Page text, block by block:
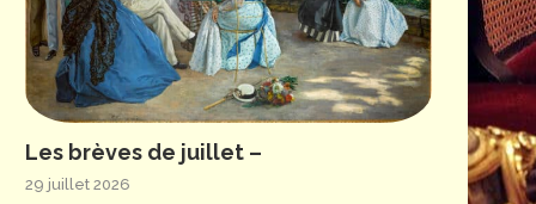
Les brèves de juillet –
29 juillet 2026